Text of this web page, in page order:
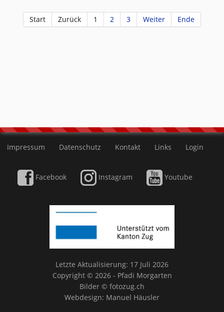
Start Zurück 1 2 3 Weiter Ende
Impressum Datenschutz Kontakt Links Login
Facebook Instagram Youtube
Letzte Aktualisierung: 17 Juli 2026
Copyright © 2026 - Pfadi Morgarten
Bilder © fotozug.ch
Webdesign: Manuel Häusler